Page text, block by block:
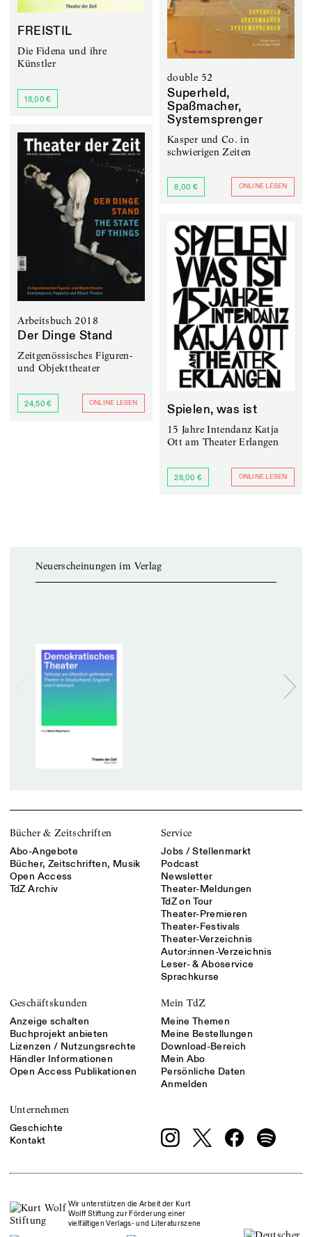
FREISTIL
Die Fidena und ihre
Künstler
18,00 €
double 52
Superheld,
Spaßmacher,
Systemsprenger
Kasper und Co. in
schwierigen Zeiten
8,00 € ONLINE LESEN
Arbeitsbuch 2018
Der Dinge Stand
Zeitgenössisches Figuren-
und Objekttheater
24,50 € ONLINE LESEN Spielen, was ist
15 Jahre Intendanz Katja
Ott am Theater Erlangen
28,00 € ONLINE LESEN
Neuerscheinungen im Verlag
Bücher & Zeitschriften
Abo-Angebote
Bücher, Zeitschriften, Musik
Open Access
TdZ Archiv
Service
Jobs / Stellenmarkt
Podcast
Newsletter
Theater-Meldungen
TdZ on Tour
Theater-Premieren
Theater-Festivals
Theater-Verzeichnis
Autor:innen-Verzeichnis
Leser- & Aboservice
Sprachkurse
Geschäftskunden
Anzeige schalten
Buchprojekt anbieten
Lizenzen / Nutzungsrechte
Händler Informationen
Open Access Publikationen
Mein TdZ
Meine Themen
Meine Bestellungen
Download-Bereich
Mein Abo
Persönliche Daten
Anmelden
Unternehmen
Geschichte
Kontakt
Wir unterstützen die Arbeit der Kurt
Wolff Stiftung zur Förderung einer
vielfältigen Verlags- und Literaturszene